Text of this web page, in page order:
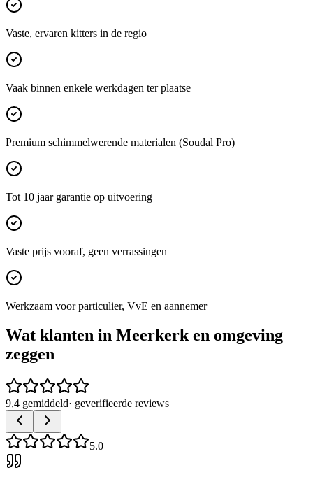
Vaste, ervaren kitters in de regio
Vaak binnen enkele werkdagen ter plaatse
Premium schimmelwerende materialen (Soudal Pro)
Tot 10 jaar garantie op uitvoering
Vaste prijs vooraf, geen verrassingen
Werkzaam voor particulier, VvE en aannemer
Wat klanten in Meerkerken omgeving
zeggen
9,4 gemiddeld· geverifieerde reviews
5.0